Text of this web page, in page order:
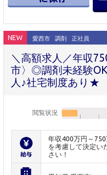
NEW 愛西市 調剤 正社員
＼高額求人／年収
市〉◎調剤未経験
人♪社宅制度あり★
閲覧状況
年収400万円～
を考慮して決定い
さい！